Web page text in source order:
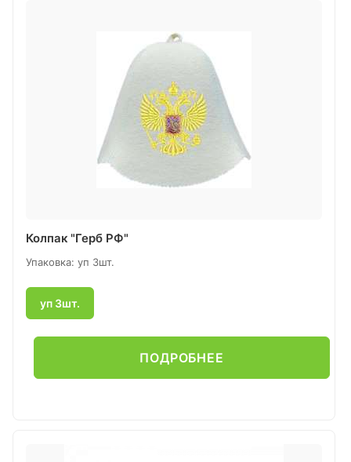
Колпак "Герб РФ"
Упаковка: уп 3шт.
уп 3шт.
ПОДРОБНЕЕ